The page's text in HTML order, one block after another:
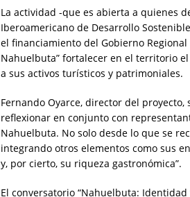
La actividad -que es abierta a quienes
Iberoamericano de Desarrollo
el financiamiento del Gobierno
Nahuelbuta” fortalecer en el territorio
a sus activos turísticos y patrimoniales.
Fernando Oyarce, director del
reflexionar en conjunto con
Nahuelbuta. No solo desde lo que se
integrando otros elementos como sus
y, por cierto, su riqueza gastronómica”.
El conversatorio “Nahuelbuta: